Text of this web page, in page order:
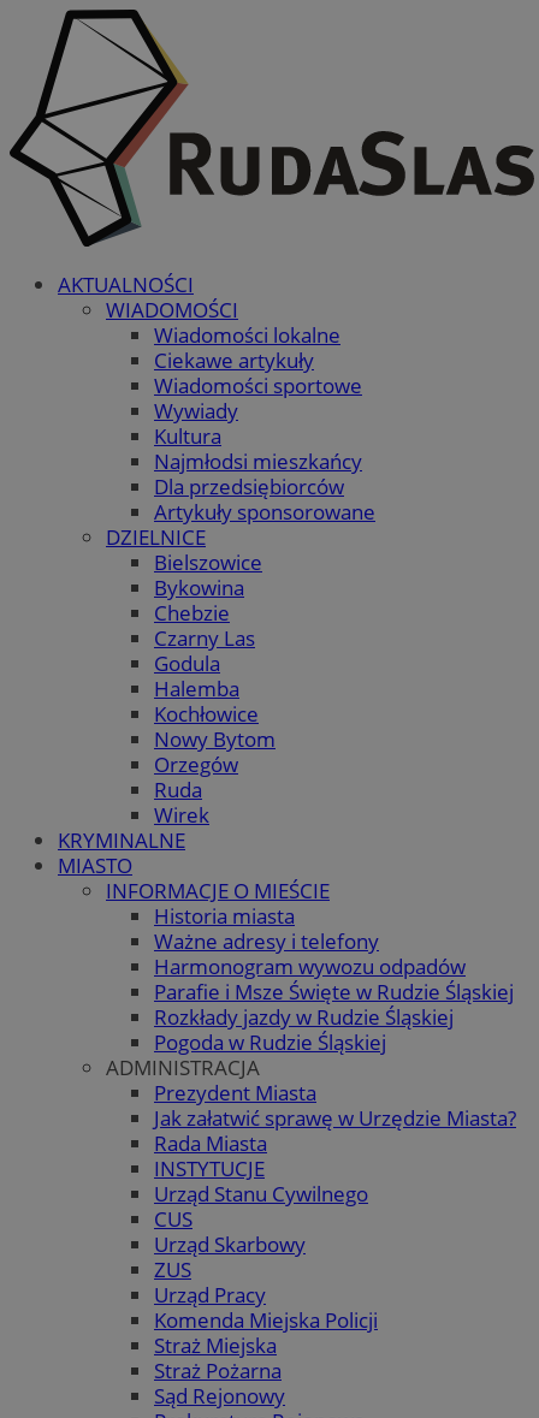
AKTUALNOŚCI
WIADOMOŚCI
Wiadomości lokalne
Ciekawe artykuły
Wiadomości sportowe
Wywiady
Kultura
Najmłodsi mieszkańcy
Dla przedsiębiorców
Artykuły sponsorowane
DZIELNICE
Bielszowice
Bykowina
Chebzie
Czarny Las
Godula
Halemba
Kochłowice
Nowy Bytom
Orzegów
Ruda
Wirek
KRYMINALNE
MIASTO
INFORMACJE O MIEŚCIE
Historia miasta
Ważne adresy i telefony
Harmonogram wywozu odpadów
Parafie i Msze Święte w Rudzie Śląskiej
Rozkłady jazdy w Rudzie Śląskiej
Pogoda w Rudzie Śląskiej
ADMINISTRACJA
Prezydent Miasta
Jak załatwić sprawę w Urzędzie Miasta?
Rada Miasta
INSTYTUCJE
Urząd Stanu Cywilnego
CUS
Urząd Skarbowy
ZUS
Urząd Pracy
Komenda Miejska Policji
Straż Miejska
Straż Pożarna
Sąd Rejonowy